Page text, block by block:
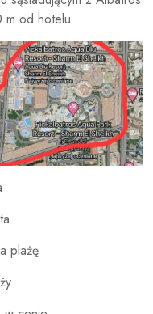
m od hotelu
plażę